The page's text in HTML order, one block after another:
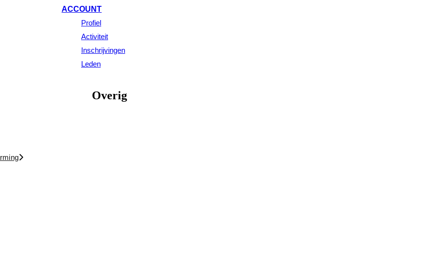
ACCOUNT
Profiel
Activiteit
Inschrijvingen
Leden
Overig